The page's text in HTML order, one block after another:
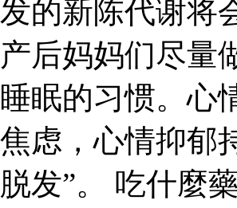
发的新陈代谢将
产后妈妈们尽量
睡眠的习惯。心
焦虑，心情抑郁
脱发”。 吃什麼